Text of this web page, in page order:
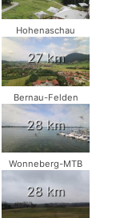
Hohenaschau
27 km
Bernau-Felden
28 km
Wonneberg-MTB
28 km